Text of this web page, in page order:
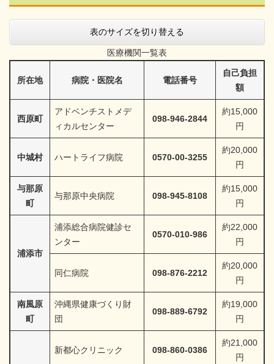
表のサイズを切り替える
医療機関一覧表
所在地 病院・医院名 電話番号
自己負担
額
西原町
アドベンチストメデ
ィカルセンター
098-946-2844
約15,000
円
中城村 ハートライフ病院 0570-00-3255
約20,000
円
与那原
町
与那原中央病院 098-945-8108
約15,000
円
浦添市
浦添総合病院健診セ
ンター
0570-010-986
約22,000
円
同仁病院 098-876-2212
約20,000
円
南風原
町
沖縄県健康づくり財
団
098-889-6792
約19,000
円
新都心クリニック 098-860-0386
約21,000
円